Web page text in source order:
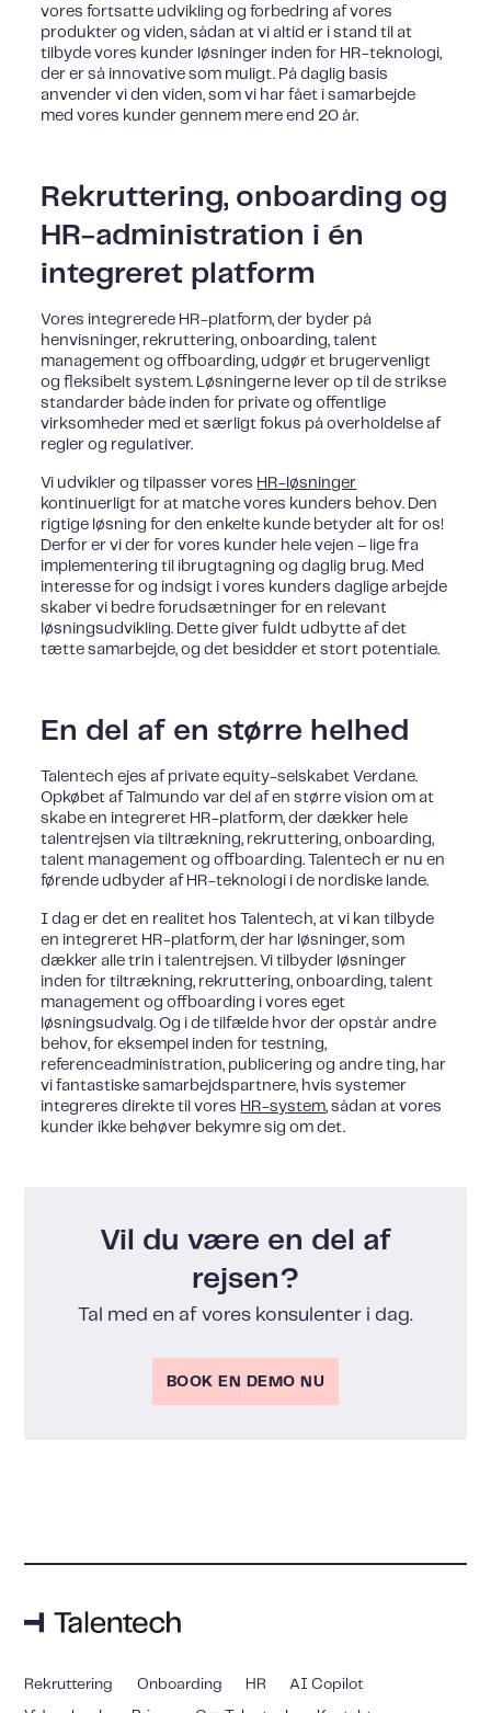
vores fortsatte udvikling og forbedring af vores
produkter og viden, sådan at vi altid er i stand til at
tilbyde vores kunder løsninger inden for HR-teknologi,
der er så innovative som muligt. På daglig basis
anvender vi den viden, som vi har fået i samarbejde
med vores kunder gennem mere end 20 år.
Rekruttering, onboarding og
HR-administration i én
integreret platform
Vores integrerede HR-platform, der byder på
henvisninger, rekruttering, onboarding, talent
management og offboarding, udgør et brugervenligt
og fleksibelt system. Løsningerne lever op til de strikse
standarder både inden for private og offentlige
virksomheder med et særligt fokus på overholdelse af
regler og regulativer.
Vi udvikler og tilpasser vores HR-løsninger
kontinuerligt for at matche vores kunders behov. Den
rigtige løsning for den enkelte kunde betyder alt for os!
Derfor er vi der for vores kunder hele vejen – lige fra
implementering til ibrugtagning og daglig brug. Med
interesse for og indsigt i vores kunders daglige arbejde
skaber vi bedre forudsætninger for en relevant
løsningsudvikling. Dette giver fuldt udbytte af det
tætte samarbejde, og det besidder et stort potentiale.
En del af en større helhed
Talentech ejes af private equity-selskabet Verdane.
Opkøbet af Talmundo var del af en større vision om at
skabe en integreret HR-platform, der dækker hele
talentrejsen via tiltrækning, rekruttering, onboarding,
talent management og offboarding. Talentech er nu en
førende udbyder af HR-teknologi i de nordiske lande.
I dag er det en realitet hos Talentech, at vi kan tilbyde
en integreret HR-platform, der har løsninger, som
dækker alle trin i talentrejsen. Vi tilbyder løsninger
inden for tiltrækning, rekruttering, onboarding, talent
management og offboarding i vores eget
løsningsudvalg. Og i de tilfælde hvor der opstår andre
behov, for eksempel inden for testning,
referenceadministration, publicering og andre ting, har
vi fantastiske samarbejdspartnere, hvis systemer
integreres direkte til vores HR-system, sådan at vores
kunder ikke behøver bekymre sig om det.
Vil du være en del af
rejsen?
Tal med en af vores konsulenter i dag.
BOOK EN DEMO NU
Rekruttering Onboarding HR AI Copilot